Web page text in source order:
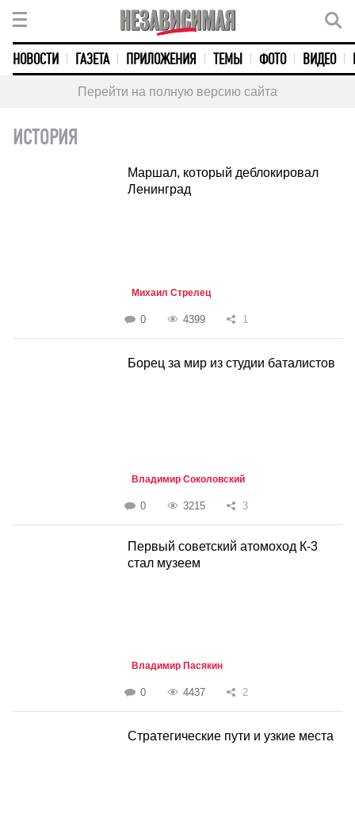
НОВОСТИ ГАЗЕТА ПРИЛОЖЕНИЯ ТЕМЫ ФОТО ВИДЕО
Перейти на полную версию сайта
ИСТОРИЯ
Маршал, который деблокировал
Ленинград
Михаил Стрелец
0 4399 1
Борец за мир из студии баталистов
Владимир Соколовский
0 3215 3
Первый советский атомоход К-3
стал музеем
Владимир Пасякин
0 4437 2
Стратегические пути и узкие места